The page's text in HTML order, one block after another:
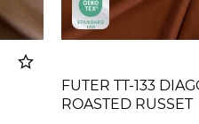
FUTER TT-133
ROASTED RUSSET